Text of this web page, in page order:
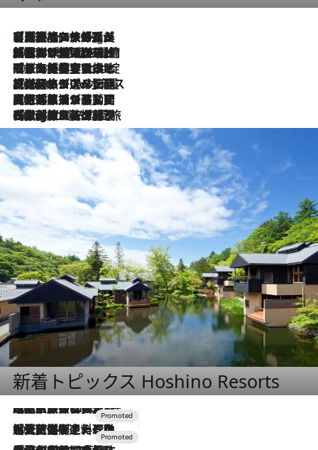
46 Minutes Ago
【厳選旅コスメ】「多機能アイテムがメイン！」旅好き美容エディターが選んだ夏旅ベストコスメを発表【Mサイズジップ】
2026.8.6
「荷物が増えるほど旅ストレスは増す」美容ジャーナリストがたどり着いた最終結論。“化粧品を劇的に減らす”感動の凝縮美容とは
2026.8.6
「旅先には金髪ウィッグを持参」日本と同じメイクでは損してる!? 美容ジャーナリストが提案する“掟破りの旅美容”とは
2026.8.6
【厳選旅コスメ】「身軽さ＆UV対策重視！」ヘアアーティストshucoが選んだ夏旅ベストコスメを発表【Mサイズジップ】
2026.8.5
【厳選旅コスメ】国内をあちこち移動する河井菜摘が選んだ夏旅ベストコスメ発表！「リラックスアイテムはマスト」【Mサイズジップ】
2026.8.4
【厳選旅コスメ】「紫外線＆乾燥対策しながらメイク感も！」ヘア＆メイクGeorgeが選んだ夏旅ベストコスメを発表！【Mサイズジップ】
新着トピックス Hoshino Resorts
2026.7.31
【ホテル帰省】という選択肢をOMOが提案。家族とほどよい距離を保つには「昼は実家、夜は気兼ねなくホテルで！」
2026.7.24
【夏限定ディナーコース】旬を迎える稚鮎や花ズッキーニなどをイタリア・トスカーナの郷土料理の手法で満喫！